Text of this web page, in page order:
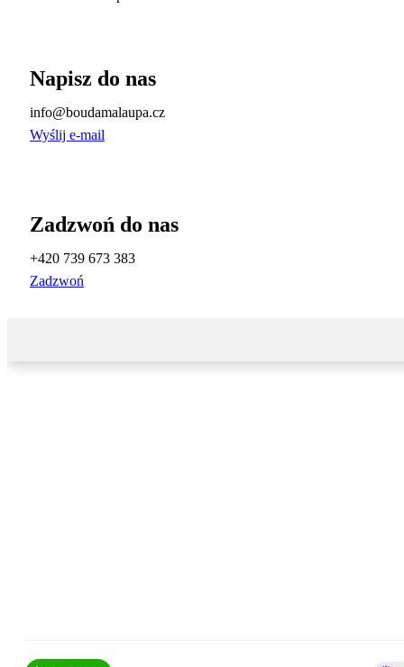
Napisz do nas
info@boudamalaupa.cz
Wyślij e-mail
Zadzwoń do nas
+420 739 673 383
Zadzwoń